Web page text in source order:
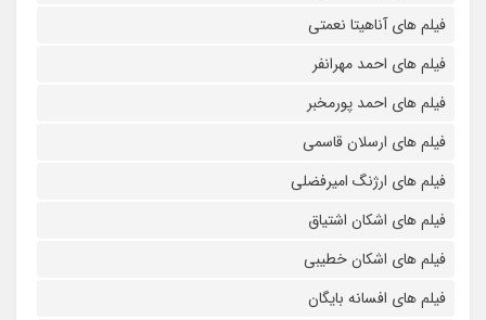
فیلم های آناهیتا نعمتی
فیلم های احمد مهرانفر
فیلم های احمد پورمخبر
فیلم های ارسلان قاسمی
فیلم های ارژنگ امیرفضلی
فیلم های اشکان اشتیاق
فیلم های اشکان خطیبی
فیلم های افسانه بایگان